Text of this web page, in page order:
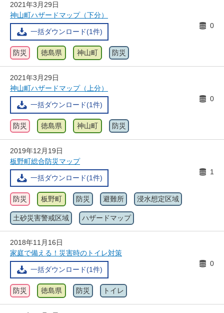
2021年3月29日
神山町ハザードマップ（下分）
一括ダウンロード(1件)
0
防災 徳島県 神山町 防災
2021年3月29日
神山町ハザードマップ（上分）
一括ダウンロード(1件)
0
防災 徳島県 神山町 防災
2019年12月19日
板野町総合防災マップ
一括ダウンロード(1件)
1
防災 板野町 防災 避難所 浸水想定区域
土砂災害警戒区域 ハザードマップ
2018年11月16日
家庭で備える！災害時のトイレ対策
一括ダウンロード(1件)
0
防災 徳島県 防災 トイレ